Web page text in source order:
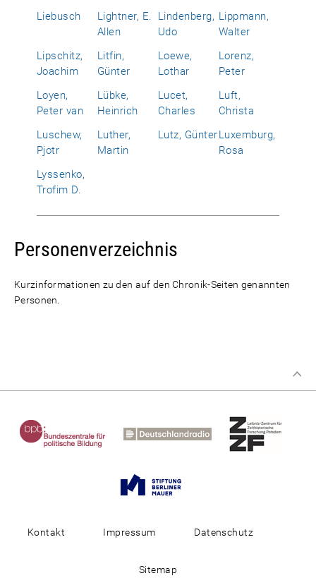
Liebusch
Lightner, E.
Allen
Lindenberg,
Udo
Lippmann,
Walter
Lipschitz,
Joachim
Litfin,
Günter
Loewe,
Lothar
Lorenz,
Peter
Loyen,
Peter van
Lübke,
Heinrich
Lucet,
Charles
Luft,
Christa
Luschew,
Pjotr
Luther,
Martin
Lutz, GünterLuxemburg,
Rosa
Lyssenko,
Trofim D.
Personenverzeichnis
Kurzinformationen zu den auf den Chronik-Seiten genannten
Personen.
Kontakt Impressum Datenschutz
Sitemap